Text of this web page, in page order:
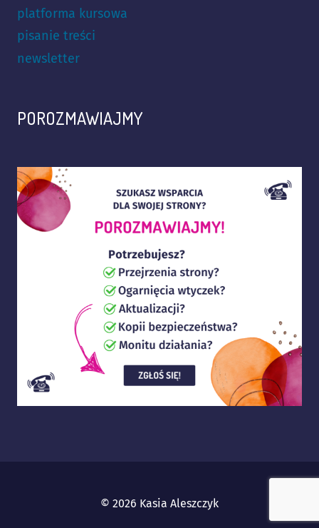
platforma kursowa
pisanie treści
newsletter
POROZMAWIAJMY
© 2026 Kasia Aleszczyk